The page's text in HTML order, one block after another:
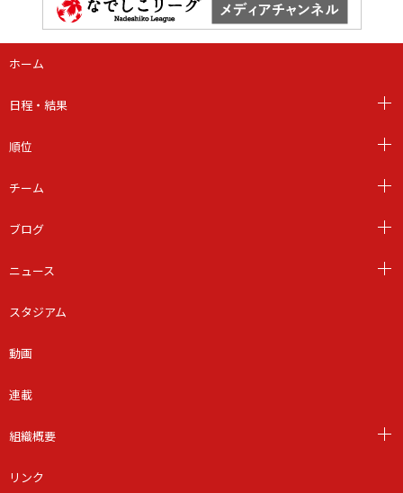
ホーム
日程・結果
順位
チーム
ブログ
ニュース
スタジアム
動画
連載
組織概要
リンク